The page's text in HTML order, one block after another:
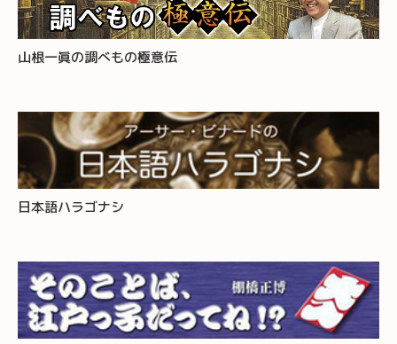
山根一眞の調べもの極意伝
日本語ハラゴナシ